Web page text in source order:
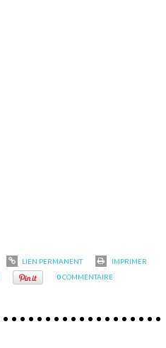
LIEN PERMANENT
IMPRIMER
0COMMENTAIRE